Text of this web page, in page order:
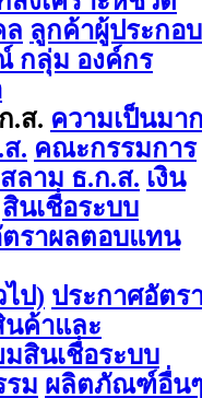
ล ลูกค้าผู้ประกอบ
กลุ่ม องค์กร
.ส. ความเป็นมา
. คณะกรรมการ
ลาม ธ.ก.ส. เงิน
สินเชื่อระบบ
ราผลตอบแทน
ป) ประกาศอัตร
นค้าและ
สินเชื่อระบบ
รม ผลิตภัณฑ์อื่น